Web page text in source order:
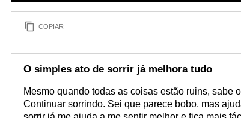
COPIAR
O simples ato de sorrir já melhora tudo
Mesmo quando todas as coisas estão ruins, sabe
Continuar sorrindo. Sei que parece bobo, mas